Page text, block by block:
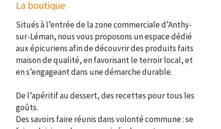
La boutique
Situés à l’entrée de la zone commerciale d’Anthy-
sur-Léman, nous vous proposons un espace dédié
aux épicuriens afin de découvrir des produits faits
maison de qualité, en favorisant le terroir local, et
en s’engageant dans une démarche durable.
De l’apéritif au dessert, des recettes pour tous les
goûts.
Des savoirs faire réunis dans volonté commune : se